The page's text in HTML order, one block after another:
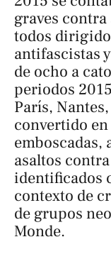
graves
todos
antifascistas
de ocho a
periodos
París,
convertido
emboscadas,
asaltos
identificados
contexto de
de grupos
Monde.